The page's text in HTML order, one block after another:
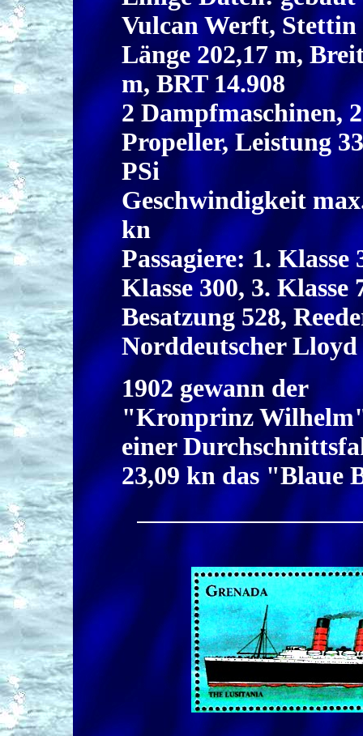
Vulcan Werft, Stettin
Länge 202,17 m,
m, BRT 14.908
2 Dampfmaschinen, 2
Propeller, Leistung
PSi
Geschwindigkeit
kn
Passagiere: 1. Klasse
Klasse 300, 3. Klasse
Besatzung 528,
Norddeutscher Lloyd
1902 gewann der
"Kronprinz
einer
23,09 kn das "Blaue